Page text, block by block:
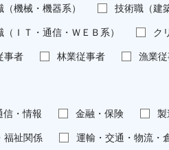
（機械・機器系） 技術職（建
（ＩＴ・通信・ＷＥＢ系） ク
事者 林業従事者 漁業
信・情報 金融・保険 製
福祉関係 運輸・交通・物流・